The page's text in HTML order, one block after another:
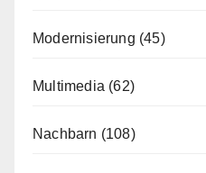
Modernisierung (45)
Multimedia (62)
Nachbarn (108)